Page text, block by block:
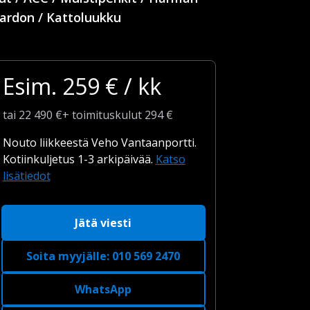
/ Kattoluukku
Esim. 259 € / kk
tai 22 490 €+ toimituskulut 294 €
Nouto liikkeestä Veho Vantaanportti.
Kotiinkuljetus 1-3 arkipäivää. Katso
lisätiedot
Jätä viesti
Soita myyjälle: 010 569 2470
WhatsApp